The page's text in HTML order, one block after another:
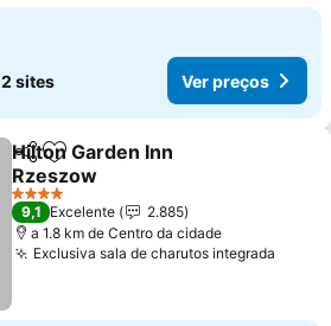
2 sites Ver preços
PartilharAdicionar aos favoritos
Hilton Garden Inn
Rzeszow
Ver preços
4 Estrelas
9,1 Excelente
2.885
a 1.8 km de Centro da cidade
Exclusiva sala de charutos integrada